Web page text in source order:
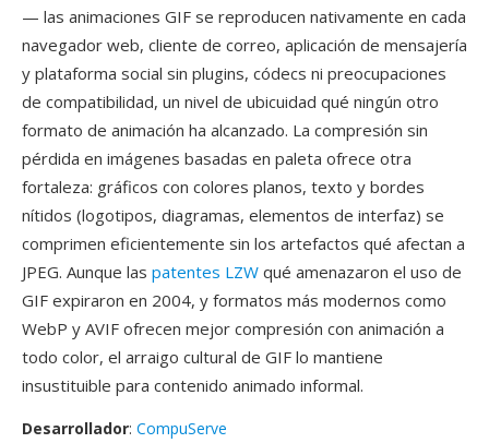
— las animaciones GIF se reproducen nativamente en cada
navegador web, cliente de correo, aplicación de mensajería
y plataforma social sin plugins, códecs ni preocupaciones
de compatibilidad, un nivel de ubicuidad qué ningún otro
formato de animación ha alcanzado. La compresión sin
pérdida en imágenes basadas en paleta ofrece otra
fortaleza: gráficos con colores planos, texto y bordes
nítidos (logotipos, diagramas, elementos de interfaz) se
comprimen eficientemente sin los artefactos qué afectan a
JPEG. Aunque las patentes LZW qué amenazaron el uso de
GIF expiraron en 2004, y formatos más modernos como
WebP y AVIF ofrecen mejor compresión con animación a
todo color, el arraigo cultural de GIF lo mantiene
insustituible para contenido animado informal.
Desarrollador: CompuServe